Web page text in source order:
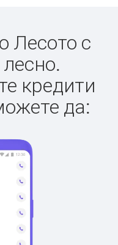
Лесото с
кредити
да: